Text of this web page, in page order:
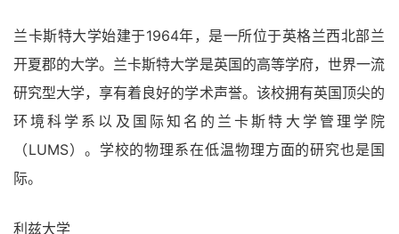
兰卡斯特大学始建于1964年，是一所位于英格兰西北部兰
开夏郡的大学。兰卡斯特大学是英国的高等学府，世界一流
研究型大学，享有着良好的学术声誉。该校拥有英国顶尖的
环境科学系以及国际知名的兰卡斯特大学管理学院
（LUMS）。学校的物理系在低温物理方面的研究也是国
际。
利兹大学